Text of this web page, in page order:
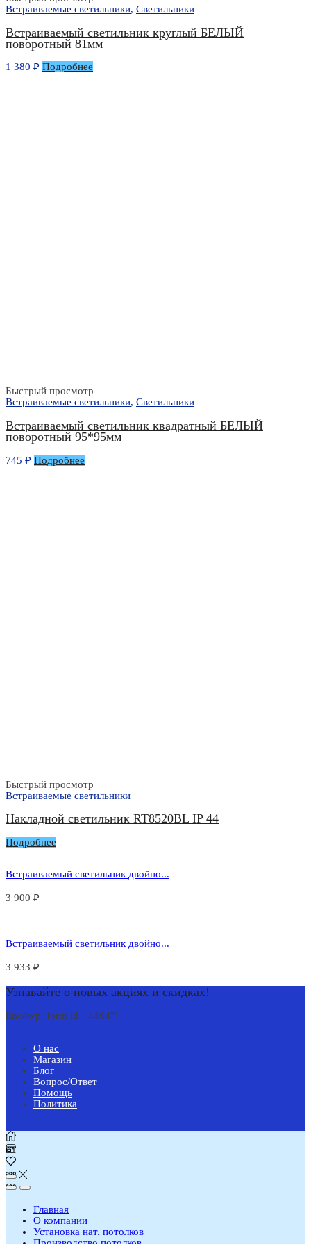
Встраиваемые светильники, Светильники
Встраиваемый светильник круглый БЕЛЫЙ
поворотный 81мм
1 380 ₽ Подробнее
Быстрый просмотр
Встраиваемые светильники, Светильники
Встраиваемый светильник квадратный БЕЛЫЙ
поворотный 95*95мм
745 ₽ Подробнее
Быстрый просмотр
Встраиваемые светильники
Накладной светильник RT8520BL IP 44
Подробнее
Встраиваемый светильник двойно...
3 900 ₽
Встраиваемый светильник двойно...
3 933 ₽
Узнавайте о новых акциях и скидках!
[mc4wp_form id="4464"]
О нас
Магазин
Блог
Вопрос/Ответ
Помощь
Политика
Главная
О компании
Установка нат. потолков